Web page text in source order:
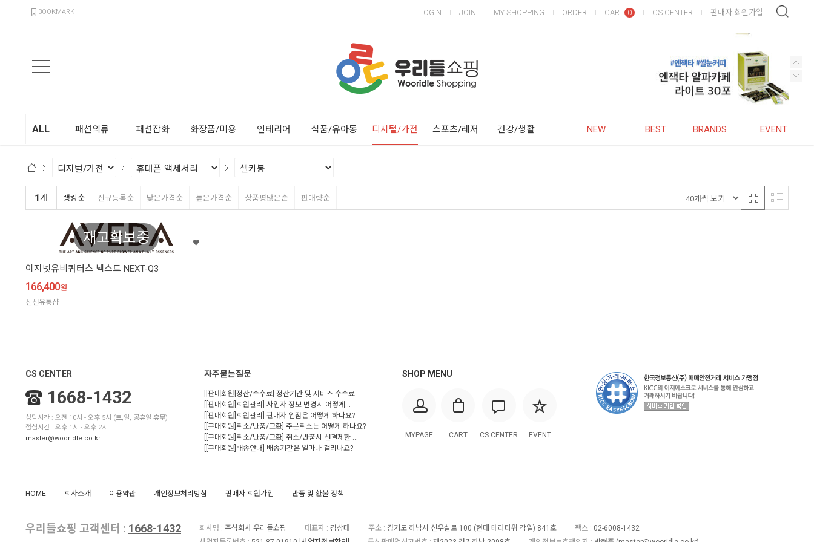
BOOKMARK LOGIN JOIN MY SHOPPING ORDER CART 0 CS CENTER 판매자 회원가입
ALL 패션의류 패션잡화 화장품/미용 인테리어 식품/유아동 디지털/가전 스포츠/레저 건강/생활 NEW BEST BRANDS EVENT
1개 랭킹순 신규등록순 낮은가격순 높은가격순 상품평많은순 판매량순
재고확보중
이지넷유비쿼터스 넥스트 NEXT-Q3
166,400원
신선유통샵
CS CENTER
1668-1432
상담시간 : 오전 10시 - 오후 5시 (토,일, 공휴일 휴무)
점심시간 : 오후 1시 - 오후 2시
master@wooridle.co.kr
자주묻는질문
[[판매회원]정산/수수료] 정산기간 및 서비스 수수료...
[[판매회원]회원관리] 사업자 정보 변경시 어떻게...
[[판매회원]회원관리] 판매자 입점은 어떻게 하나요?
[[구매회원]취소/반품/교환] 주문취소는 어떻게 하나요?
[[구매회원]취소/반품/교환] 취소/반품시 선결제한 ...
[[구매회원]배송안내] 배송기간은 얼마나 걸리나요?
SHOP MENU
MYPAGE CART CS CENTER EVENT
HOME 회사소개 이용약관 개인정보처리방침 판매자 회원가입 반품 및 환불 정책
우리들쇼핑 고객센터 : 1668-1432 회사명 : 주식회사 우리들쇼핑 대표자 : 김상태 주소 : 경기도 하남시 신우실로 100 (현대 테라타워 감일) 841호 팩스 : 02-6008-1432